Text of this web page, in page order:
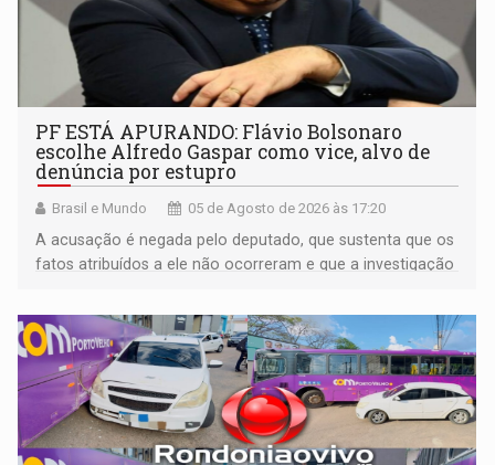
PF ESTÁ APURANDO: Flávio Bolsonaro
escolhe Alfredo Gaspar como vice, alvo de
denúncia por estupro
Brasil e Mundo 05 de Agosto de 2026 às 17:20
A acusação é negada pelo deputado, que sustenta que os
fatos atribuídos a ele não ocorreram e que a investigação